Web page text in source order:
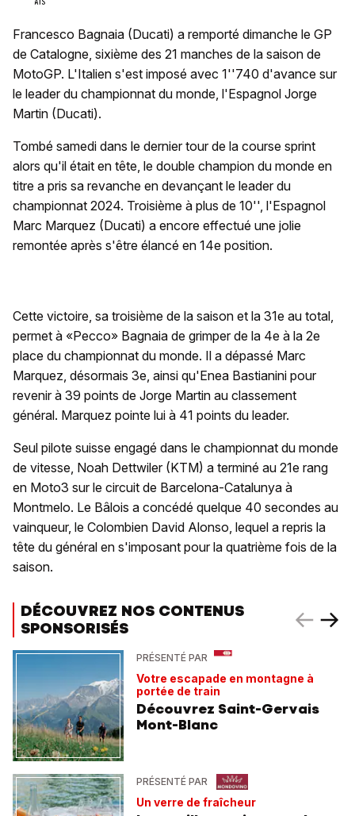
Francesco Bagnaia (Ducati) a remporté dimanche le GP
de Catalogne, sixième des 21 manches de la saison de
MotoGP. L'Italien s'est imposé avec 1''740 d'avance sur
le leader du championnat du monde, l'Espagnol Jorge
Martin (Ducati).
Tombé samedi dans le dernier tour de la course sprint
alors qu'il était en tête, le double champion du monde en
titre a pris sa revanche en devançant le leader du
championnat 2024. Troisième à plus de 10'', l'Espagnol
Marc Marquez (Ducati) a encore effectué une jolie
remontée après s'être élancé en 14e position.
Cette victoire, sa troisième de la saison et la 31e au total,
permet à «Pecco» Bagnaia de grimper de la 4e à la 2e
place du championnat du monde. Il a dépassé Marc
Marquez, désormais 3e, ainsi qu'Enea Bastianini pour
revenir à 39 points de Jorge Martin au classement
général. Marquez pointe lui à 41 points du leader.
Seul pilote suisse engagé dans le championnat du monde
de vitesse, Noah Dettwiler (KTM) a terminé au 21e rang
en Moto3 sur le circuit de Barcelona-Catalunya à
Montmelo. Le Bâlois a concédé quelque 40 secondes au
vainqueur, le Colombien David Alonso, lequel a repris la
tête du général en s'imposant pour la quatrième fois de la
saison.
DÉCOUVREZ NOS CONTENUS
SPONSORISÉS
PRÉSENTÉ PAR
Votre escapade en montagne à
portée de train
Découvrez Saint-Gervais
Mont-Blanc
PRÉSENTÉ PAR
Un verre de fraîcheur